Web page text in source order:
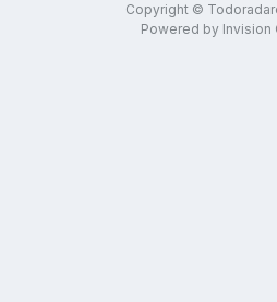
Copyright ©
Powered by Invision